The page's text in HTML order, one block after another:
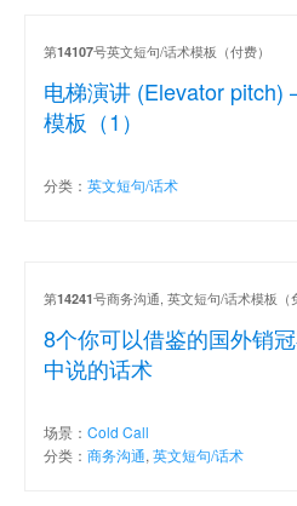
电梯演讲 (Elevator
模板（1）
第14107号英文短句/话术模板（付费）
分类： 英文短句/话术
8个你可以借鉴的国外销
中说的话术
第14241号商务沟通, 英文短句/话术模板（
场景： Cold Call
分类： 商务沟通, 英文短句/话术